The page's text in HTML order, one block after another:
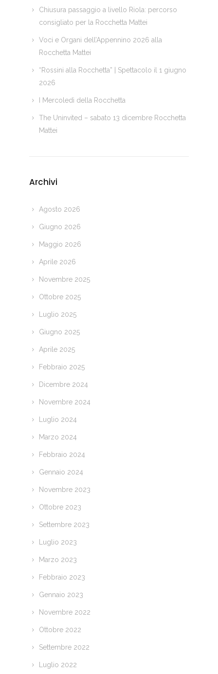
Chiusura passaggio a livello Riola: percorso
consigliato per la Rocchetta Mattei
Voci e Organi dell’Appennino 2026 alla
Rocchetta Mattei
“Rossini alla Rocchetta” | Spettacolo il 1 giugno
2026
I Mercoledì della Rocchetta
The Uninvited – sabato 13 dicembre Rocchetta
Mattei
Archivi
Agosto 2026
Giugno 2026
Maggio 2026
Aprile 2026
Novembre 2025
Ottobre 2025
Luglio 2025
Giugno 2025
Aprile 2025
Febbraio 2025
Dicembre 2024
Novembre 2024
Luglio 2024
Marzo 2024
Febbraio 2024
Gennaio 2024
Novembre 2023
Ottobre 2023
Settembre 2023
Luglio 2023
Marzo 2023
Febbraio 2023
Gennaio 2023
Novembre 2022
Ottobre 2022
Settembre 2022
Luglio 2022